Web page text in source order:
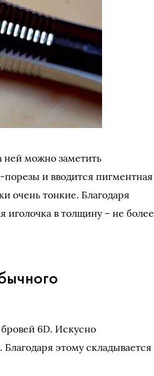
ней можно заметить
и вводится пигментная
очень тонкие. Благодаря
иголочка в толщину – не более
6D. Искусно
этому складывается